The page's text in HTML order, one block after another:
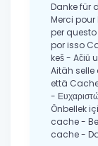
Danke für
Merci
per
por isso
keš - Ačiū
Aitäh selle
että
-
Önbellek
cache -
cache -